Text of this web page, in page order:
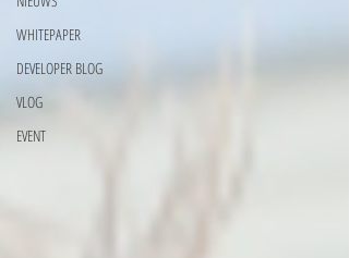
WHITEPAPER
DEVELOPER BLOG
VLOG
EVENT